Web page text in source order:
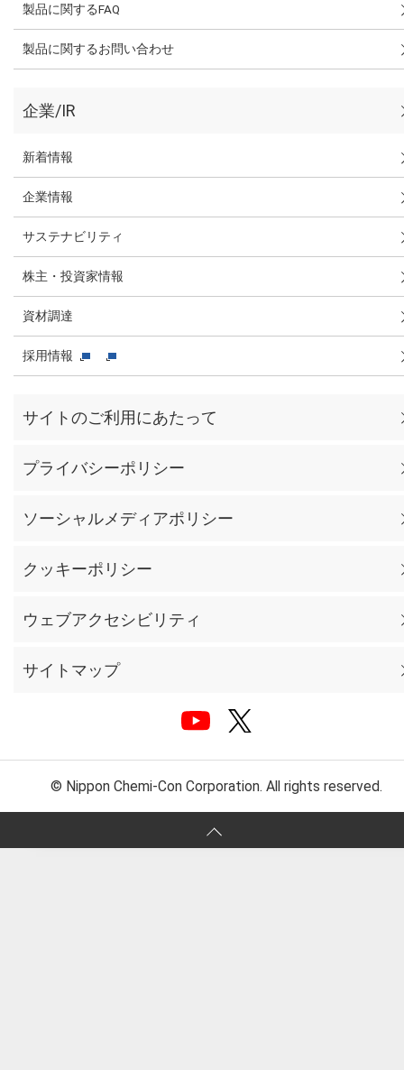
製品に関するFAQ
製品に関するお問い合わせ
企業/IR
新着情報
企業情報
サステナビリティ
株主・投資家情報
資材調達
採用情報
サイトのご利用にあたって
プライバシーポリシー
ソーシャルメディアポリシー
クッキーポリシー
ウェブアクセシビリティ
サイトマップ
© Nippon Chemi-Con Corporation. All rights reserved.